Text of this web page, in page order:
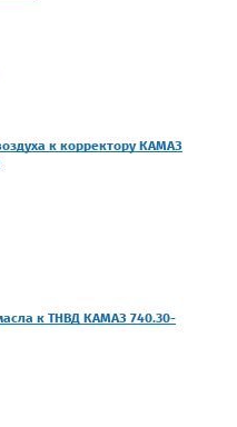
к корректору КАМАЗ
к ТНВД КАМАЗ 740.30-